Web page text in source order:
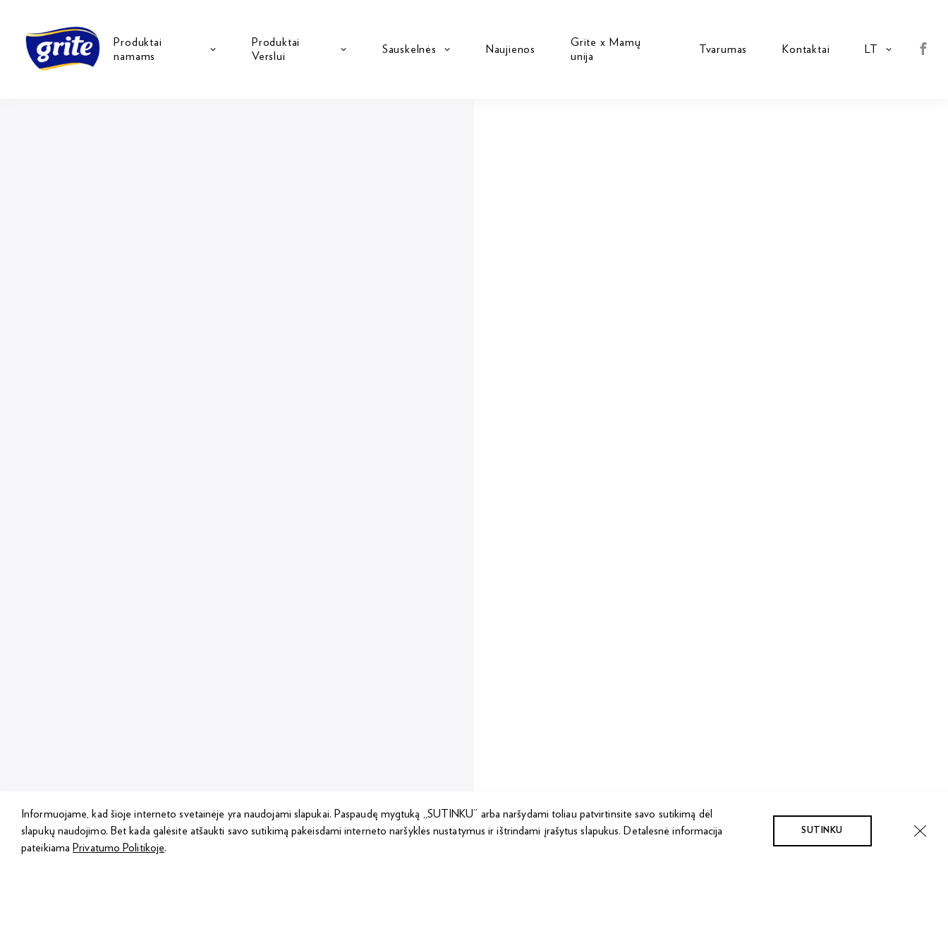
Produktai
namams
Produktai
Verslui
Sauskelnės Naujienos
Grite x Mamų
unija
Tvarumas Kontaktai
Informuojame, kad šioje interneto svetainėje yra naudojami slapukai. Paspaudę mygtuką „SUTINKU” arba naršydami toliau patvirtinsite savo sutikimą dėl
slapukų naudojimo. Bet kada galėsite atšaukti savo sutikimą pakeisdami interneto naršyklės nustatymus ir ištrindami įrašytus slapukus. Detalesnė informacija
pateikiama Privatumo Politikoje.
SUTINKU